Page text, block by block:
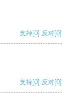
支持[0] 反对[0]
支持[0] 反对[0]